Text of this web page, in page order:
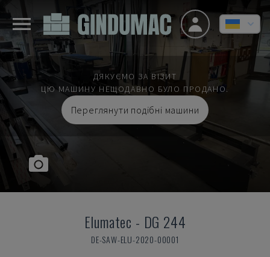
ДЯКУЄМО ЗА ВІЗИТ
ЦЮ МАШИНУ НЕЩОДАВНО БУЛО ПРОДАНО.
Переглянути подібні машини
Elumatec - DG 244
DE-SAW-ELU-2020-00001